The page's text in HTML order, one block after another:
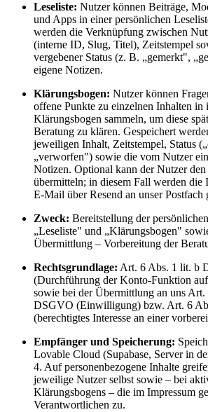
Leseliste: Nutzer können Beiträge,
und Apps in einer persönlichen
werden die Verknüpfung zwischen
(interne ID, Slug, Titel), Zeitstempel
vergebener Status (z. B. „gemerkt",
eigene Notizen.
Klärungsbogen: Nutzer können
offene Punkte zu einzelnen Inhalten in
Klärungsbogen sammeln, um diese
Beratung zu klären. Gespeichert
jeweiligen Inhalt, Zeitstempel, Status
„verworfen") sowie die vom Nutzer
Notizen. Optional kann der Nutzer
übermitteln; in diesem Fall werden die
E-Mail über Resend an unser Postfach
Zweck: Bereitstellung der
„Leseliste" und „Klärungsbogen"
Übermittlung – Vorbereitung der
Rechtsgrundlage: Art. 6 Abs. 1 lit. b
(Durchführung der Konto-Funktion
sowie bei der Übermittlung an uns
DSGVO (Einwilligung) bzw. Art. 6
(berechtigtes Interesse an einer
Empfänger und Speicherung:
Lovable Cloud (Supabase, Server in
4. Auf personenbezogene Inhalte
jeweilige Nutzer selbst sowie – bei
Klärungsbogens – die im Impressum
Verantwortlichen zu.